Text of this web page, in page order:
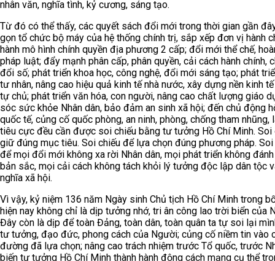
nhân văn, nghĩa tình, kỷ cương, sáng tạo.
Từ đó có thể thấy, các quyết sách đổi mới trong thời gian gần
gọn tổ chức bộ máy của hệ thống chính trị, sắp xếp đơn vị hành
hành mô hình chính quyền địa phương 2 cấp; đổi mới thể chế,
pháp luật; đẩy mạnh phân cấp, phân quyền, cải cách hành chính,
đổi số; phát triển khoa học, công nghệ, đổi mới sáng tạo; phát
tư nhân, nâng cao hiệu quả kinh tế nhà nước, xây dựng nền kinh
tự chủ; phát triển văn hóa, con người, nâng cao chất lượng giáo
sóc sức khỏe Nhân dân, bảo đảm an sinh xã hội; đến chủ động
quốc tế, củng cố quốc phòng, an ninh, phòng, chống tham nhũng,
tiêu cực đều cần được soi chiếu bằng tư tưởng Hồ Chí Minh. Soi
giữ đúng mục tiêu. Soi chiếu để lựa chọn đúng phương pháp. Soi
để mọi đổi mới không xa rời Nhân dân, mọi phát triển không
bản sắc, mọi cải cách không tách khỏi lý tưởng độc lập dân tộc
nghĩa xã hội.
Vì vậy, kỷ niệm 136 năm Ngày sinh Chủ tịch Hồ Chí Minh trong
hiện nay không chỉ là dịp tưởng nhớ, tri ân công lao trời biển của
Đây còn là dịp để toàn Đảng, toàn dân, toàn quân ta tự soi lại
tư tưởng, đạo đức, phong cách của Người; củng cố niềm tin vào
đường đã lựa chọn; nâng cao trách nhiệm trước Tổ quốc, trước
biến tư tưởng Hồ Chí Minh thành hành động cách mạng cụ thể